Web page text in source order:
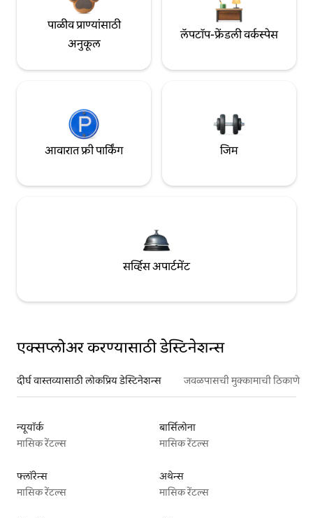
पाळीव प्राण्यांसाठी
अनुकूल
लॅपटॉप-फ्रेंडली वर्कस्पेस
आवारात फ्री पार्किंग जिम
सर्व्हिस अपार्टमेंट
एक्सप्लोअर करण्यासाठी डेस्टिनेशन्स
दीर्घ वास्तव्यासाठी लोकप्रिय डेस्टिनेशन्स जवळपासची मुक्कामाची ठिकाणे
न्यूयॉर्क
मासिक रेंटल्स
बार्सिलोना
मासिक रेंटल्स
फ्लॉरेन्स
मासिक रेंटल्स
अथेन्स
मासिक रेंटल्स